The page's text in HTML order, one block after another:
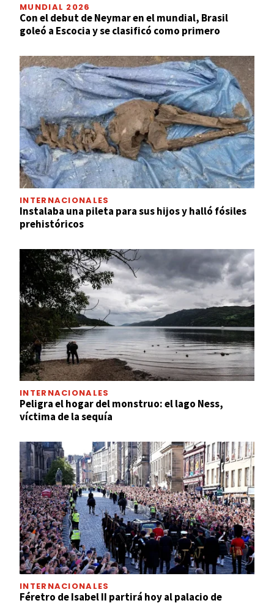
MUNDIAL 2026
Con el debut de Neymar en el mundial, Brasil
goleó a Escocia y se clasificó como primero
INTERNACIONALES
Instalaba una pileta para sus hijos y halló fósiles
prehistóricos
INTERNACIONALES
Peligra el hogar del monstruo: el lago Ness,
víctima de la sequía
INTERNACIONALES
Féretro de Isabel II partirá hoy al palacio de